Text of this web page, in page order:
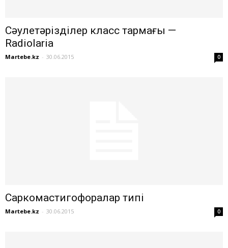
Сәулетәрізділер класс тармағы —
Radiolaria
Martebe.kz - 30.06.2015 0
Саркомастигофоралар типі
Martebe.kz - 30.06.2015 0